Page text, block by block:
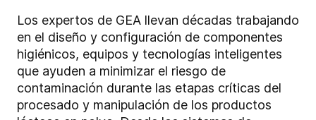
Los expertos de GEA llevan décadas trabajando
en el diseño y configuración de componentes
higiénicos, equipos y tecnologías inteligentes
que ayuden a minimizar el riesgo de
contaminación durante las etapas críticas del
procesado y manipulación de los productos